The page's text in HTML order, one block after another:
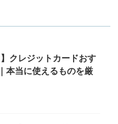
】クレジットカードおす
本当に使えるものを厳